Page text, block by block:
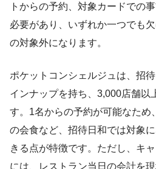
トからの予約、対象カードでの
必要があり、いずれか一つでも
の対象外になります。
ポケットコンシェルジュは、招
インナップを持ち、3,000店舗以
す。1名からの予約が可能なため
の会食など、招待日和では対象
きる点が特徴です。ただし、キ
には、レストラン当日の会計を